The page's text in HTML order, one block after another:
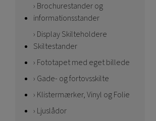
Brochurestander og
informationsstander
Display Skilteholdere
Skiltestander
Fototapet med eget billede
Gade- og fortovsskilte
Klistermærker, Vinyl og Folie
Ljuslådor